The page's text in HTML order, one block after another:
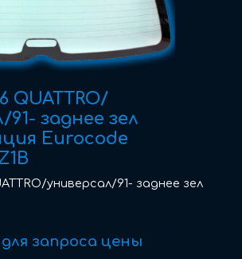
QUATTRO/
91- заднее зел
Eurocode
универсал/91- заднее зел
запроса цены